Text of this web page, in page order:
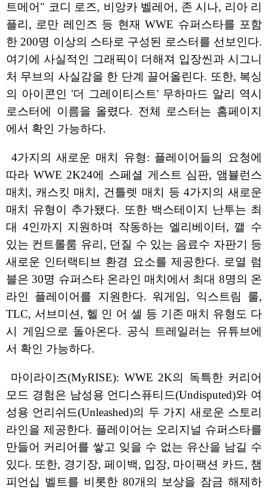
트메어" 코디 로즈, 비앙카 벨레어, 존 시나, 리아 리
플리, 로만 레인즈 등 현재 WWE 슈퍼스타를 포함
한 200명 이상의 스타로 구성된 로스터를 선보인다.
여기에 사실적인 그래픽이 더해져 입장씬과 시그니
처 무브의 사실감을 한 단계 끌어올린다. 또한, 복싱
의 아이콘인 '더 그레이티스트' 무하마드 알리 역시
로스터에 이름을 올렸다. 전체 로스터는 홈페이지
에서 확인 가능하다.
4가지의 새로운 매치 유형: 플레이어들의 요청에
따라 WWE 2K24에 스페셜 게스트 심판, 앰뷸런스
매치, 캐스킷 매치, 건틀렛 매치 등 4가지의 새로운
매치 유형이 추가됐다. 또한 백스테이지 난투는 최
대 4인까지 지원하며 작동하는 엘리베이터, 깰 수
있는 컨트롤룸 유리, 던질 수 있는 음료수 자판기 등
새로운 인터랙티브 환경 요소를 제공한다. 로열 럼
블은 30명 슈퍼스타 온라인 매치에서 최대 8명의 온
라인 플레이어를 지원한다. 워게임, 익스트림 룰,
TLC, 서브미션, 헬 인 어 셀 등 기존 매치 유형도 다
시 게임으로 돌아온다. 공식 트레일러는 유튜브에
서 확인 가능하다.
마이라이즈(MyRISE): WWE 2K의 독특한 커리어
모드 경험은 남성용 언디스퓨티드(Undisputed)와 여
성용 언리쉬드(Unleashed)의 두 가지 새로운 스토리
라인을 제공한다. 플레이어는 오리지널 슈퍼스타를
만들어 커리어를 쌓고 잊을 수 없는 유산을 남길 수
있다. 또한, 경기장, 페이백, 입장, 마이팩션 카드, 챔
피언십 벨트를 비롯한 80개의 보상을 잠금 해제하